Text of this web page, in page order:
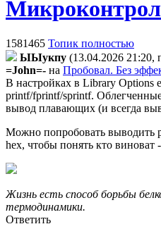
1581465 Топик полностью
ЫЫyкпy (13.04.2026 21:20,
=John=- на Пробовал. Без
В настройках в Library Options
printf/fprintf/sprintf.
вывод плавающих (и всегда
Можно попробовать выводить
hex, чтобы понять кто
Жизнь есть способ борьбы
термодинамики.
Ответить